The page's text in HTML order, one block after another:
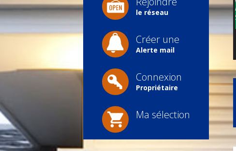
le réseau
Créer une
Alerte mail
Connexion
Propriétaire
Ma sélection